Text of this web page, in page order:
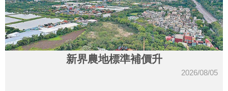
新界農地標準補價升
2026/08/05